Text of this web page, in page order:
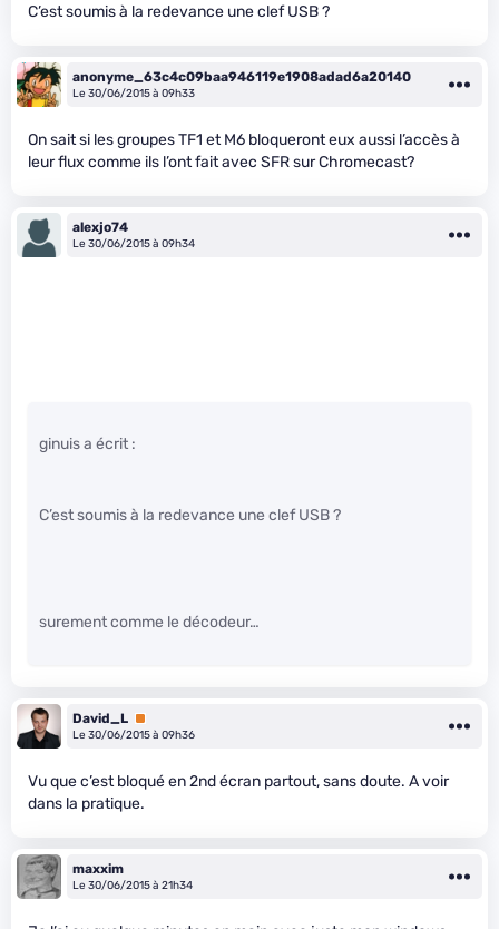
C’est soumis à la redevance une clef USB ?
anonyme_63c4c09baa946119e1908adad6a20140
Le 30/06/2015 à 09h33
On sait si les groupes TF1 et M6 bloqueront eux aussi l’accès à
leur flux comme ils l’ont fait avec SFR sur Chromecast?
alexjo74
Le 30/06/2015 à 09h34
ginuis a écrit :
C’est soumis à la redevance une clef USB ?
surement comme le décodeur…
David_L Premium
Le 30/06/2015 à 09h36
Vu que c’est bloqué en 2nd écran partout, sans doute. A voir
dans la pratique.
maxxim
Le 30/06/2015 à 21h34